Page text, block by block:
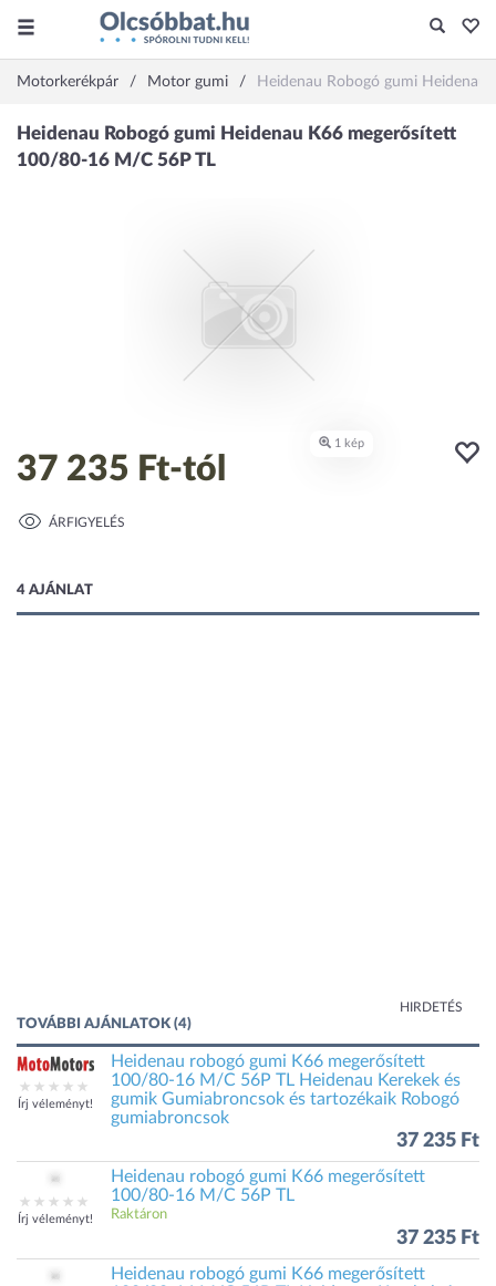
Motorkerékpár Motor gumi Heidenau Robogó gumi
37 235 Ft-tól
ÁRFIGYELÉS
4 AJÁNLAT
HIRDETÉS
TOVÁBBI AJÁNLATOK (4)
Írj véleményt!
Heidenau robogó gumi K66 megerősített
100/80-16 M/C 56P TL Heidenau Kerekek és
gumik Gumiabroncsok és tartozékaik Robogó
gumiabroncsok
37 235 Ft
Írj véleményt!
Heidenau robogó gumi K66 megerősített
100/80-16 M/C 56P TL
Raktáron
37 235 Ft
Heidenau robogó gumi K66 megerősített